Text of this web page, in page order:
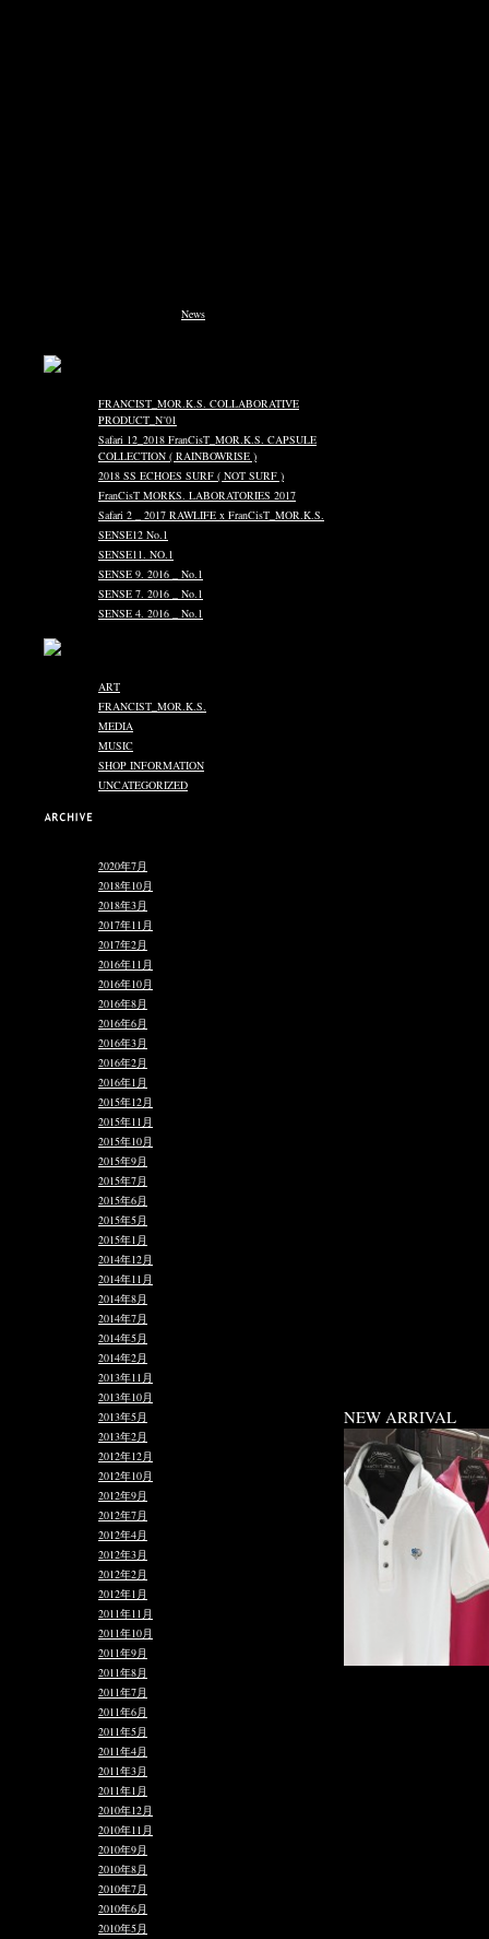
News
FRANCIST_MOR.K.S. COLLABORATIVE
PRODUCT_N˚01
Safari 12_2018 FranCisT_MOR.K.S. CAPSULE
COLLECTION ( RAINBOWRISE )
2018 SS ECHOES SURF ( NOT SURF )
FranCisT MORKS. LABORATORIES 2017
Safari 2 _ 2017 RAWLIFE x FranCisT_MOR.K.S.
SENSE12 No.1
SENSE11. NO.1
SENSE 9. 2016 _ No.1
SENSE 7. 2016 _ No.1
SENSE 4. 2016 _ No.1
ART
FRANCIST_MOR.K.S.
MEDIA
MUSIC
SHOP INFORMATION
UNCATEGORIZED
2020年7月
2018年10月
2018年3月
2017年11月
2017年2月
2016年11月
2016年10月
2016年8月
2016年6月
2016年3月
2016年2月
2016年1月
2015年12月
2015年11月
2015年10月
2015年9月
2015年7月
2015年6月
2015年5月
2015年1月
2014年12月
2014年11月
2014年8月
2014年7月
2014年5月
2014年2月
2013年11月
2013年10月
2013年5月
2013年2月
2012年12月
2012年10月
2012年9月
2012年7月
2012年4月
2012年3月
2012年2月
2012年1月
2011年11月
2011年10月
2011年9月
2011年8月
2011年7月
2011年6月
2011年5月
2011年4月
2011年3月
2011年1月
2010年12月
2010年11月
2010年9月
2010年8月
2010年7月
2010年6月
2010年5月
NEW ARRIVAL